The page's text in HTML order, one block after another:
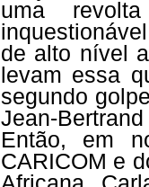
uma
de alto nível
levam essa
segundo
Jean-
Então, em
CARICOM e